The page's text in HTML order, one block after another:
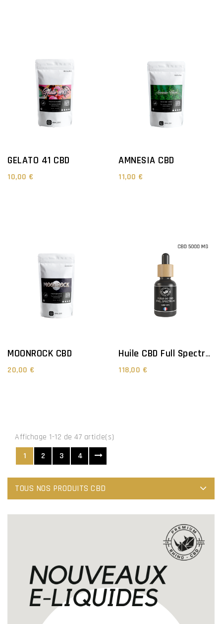
GELATO 41 CBD
10,00 €
AMNESIA CBD
11,00 €
MOONROCK CBD
20,00 €
Huile CBD Full Spectrum - 50%
118,00 €
Affichage 1-12 de 47 article(s)
1
2 3 4
TOUS NOS PRODUITS CBD